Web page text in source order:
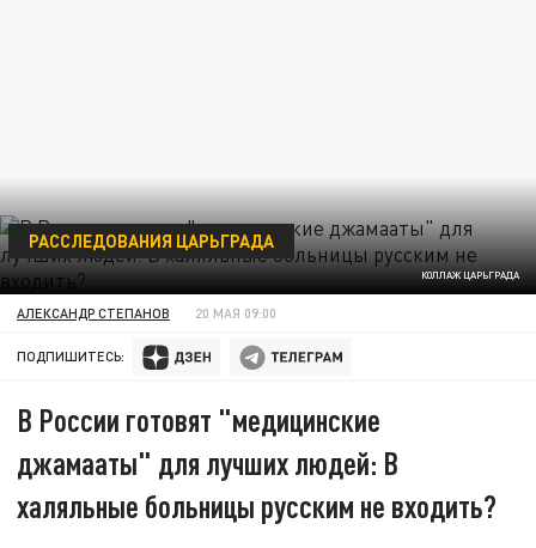
КОЛЛАЖ ЦАРЬГРАДА
РАССЛЕДОВАНИЯ ЦАРЬГРАДА
АЛЕКСАНДР СТЕПАНОВ 20 МАЯ 09:00
ПОДПИШИТЕСЬ:
В России готовят "медицинские
джамааты" для лучших людей: В
халяльные больницы русским не входить?